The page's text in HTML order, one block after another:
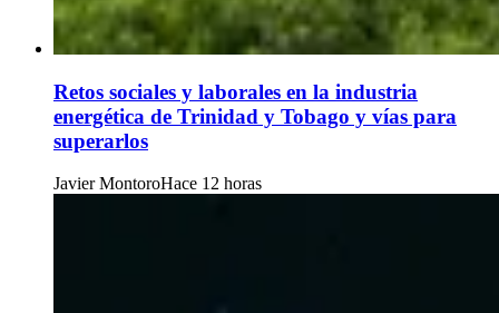
Retos sociales y laborales en la industria
energética de Trinidad y Tobago y vías para
superarlos
Javier MontoroHace 12 horas